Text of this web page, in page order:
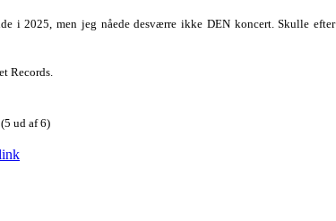
i 2025, men jeg nåede desværre ikke DEN koncert. Skulle efter
Records.
(5 ud af 6)